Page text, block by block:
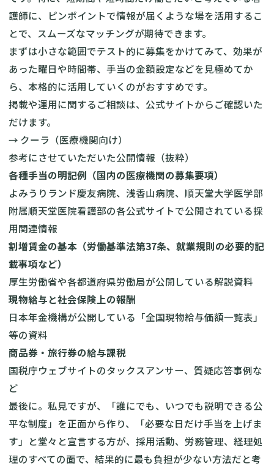
護師に、ピンポイントで情報が届くような場を活用するこ
とで、スムーズなマッチングが期待できます。
まずは小さな範囲でテスト的に募集をかけてみて、効果が
あった曜日や時間帯、手当の金額設定などを見極めてか
ら、本格的に活用していくのがおすすめです。
掲載や運用に関するご相談は、公式サイトからご確認いた
だけます。
→ クーラ（医療機関向け）
参考にさせていただいた公開情報（抜粋）
各種手当の明記例（国内の医療機関の募集要項）
よみうりランド慶友病院、浅香山病院、順天堂大学医学部
附属順天堂医院看護部の各公式サイトで公開されている採
用関連情報
割増賃金の基本（労働基準法第37条、就業規則の必要的記
載事項など）
厚生労働省や各都道府県労働局が公開している解説資料
現物給与と社会保険上の報酬
日本年金機構が公開している「全国現物給与価額一覧表」
等の資料
商品券・旅行券の給与課税
国税庁ウェブサイトのタックスアンサー、質疑応答事例な
ど
最後に。私見ですが、「誰にでも、いつでも説明できる公
平な制度」を正面から作り、「必要な日だけ手当を上げま
す」と堂々と宣言する方が、採用活動、労務管理、経理処
理のすべての面で、結果的に最も負担が少ない方法だと考